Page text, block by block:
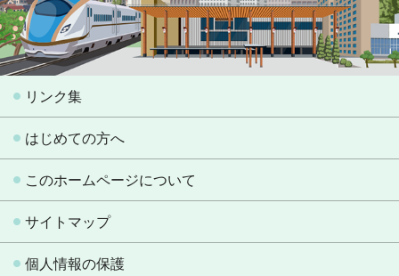
リンク集
はじめての方へ
このホームページについて
サイトマップ
個人情報の保護